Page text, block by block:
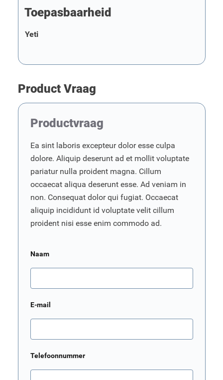
Toepasbaarheid
Yeti
Product Vraag
Productvraag
Ea sint laboris excepteur dolor esse culpa
dolore. Aliquip deserunt ad et mollit voluptate
pariatur nulla proident magna. Cillum
occaecat aliqua deserunt esse. Ad veniam in
non. Consequat dolor qui fugiat. Occaecat
aliquip incididunt id voluptate velit cillum
proident nisi esse enim commodo ad.
Naam
E-mail
Telefoonnummer